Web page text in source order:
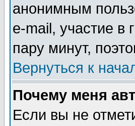
анонимным
e-mail, участие в
пару минут,
Вернуться к
Почему меня
Если вы не